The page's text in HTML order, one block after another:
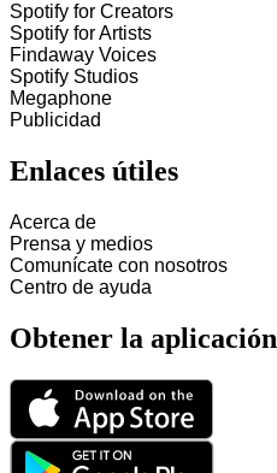
Spotify for Creators
Spotify for Artists
Findaway Voices
Spotify Studios
Megaphone
Publicidad
Enlaces útiles
Acerca de
Prensa y medios
Comunícate con nosotros
Centro de ayuda
Obtener la aplicación